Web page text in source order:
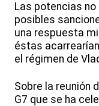
Las potencias
posibles
una respuesta
éstas
el régimen de
Sobre la reunión
G7 que se ha